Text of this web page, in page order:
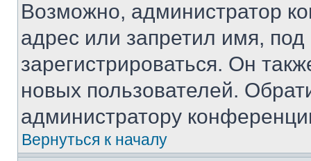
Возможно, администратор
адрес или запретил имя,
зарегистрироваться. Он
новых пользователей.
администратору
Вернуться к началу